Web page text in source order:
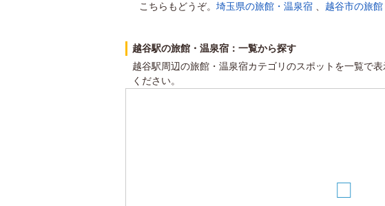
こちらもどうぞ。 埼玉県の旅館・温泉宿 越谷市の旅
越谷駅の旅館・温泉宿：一覧から探す
越谷駅周辺の旅館・温泉宿カテゴリのスポットを一覧で
ください。